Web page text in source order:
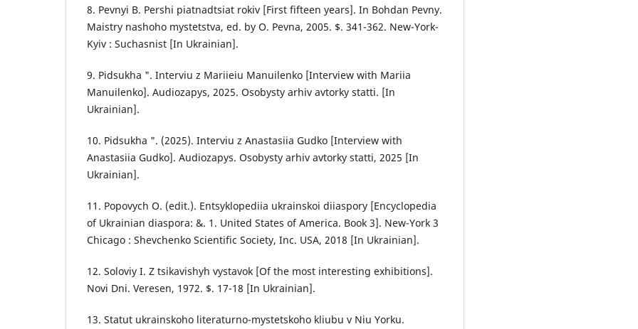
8. Pevnyi B. Pershi piatnadtsiat rokiv [First fifteen years]. In Bohdan Pevny.
Maistry nashoho mystetstva, ed. by O. Pevna, 2005. $. 341-362. New-York-
Kyiv : Suchasnist [In Ukrainian].
9. Pidsukha ". Interviu z Mariieiu Manuilenko [Interview with Mariia
Manuilenko]. Audiozapys, 2025. Osobysty arhiv avtorky statti. [In
Ukrainian].
10. Pidsukha ". (2025). Interviu z Anastasiia Gudko [Interview with
Anastasiia Gudko]. Audiozapys. Osobysty arhiv avtorky statti, 2025 [In
Ukrainian].
11. Popovych O. (edit.). Entsyklopediia ukrainskoi diiaspory [Encyclopedia
of Ukrainian diaspora: &. 1. United States of America. Book 3]. New-York 3
Chicago : Shevchenko Scientific Society, Inc. USA, 2018 [In Ukrainian].
12. Soloviy I. Z tsikavishyh vystavok [Of the most interesting exhibitions].
Novi Dni. Veresen, 1972. $. 17-18 [In Ukrainian].
13. Statut ukrainskoho literaturno-mystetskoho kliubu v Niu Yorku.